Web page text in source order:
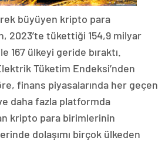
büyüyen kripto para
2023’te tükettiği 154,9 milyar
167 ülkeyi geride bıraktı.
Tüketim Endeksi’nden
finans piyasalarında her geçen
daha fazla platformda
kripto para birimlerinin
dolaşımı birçok ülkeden